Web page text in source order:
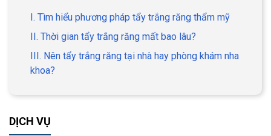
I. Tìm hiểu phương pháp tẩy trắng răng thẩm mỹ
II. Thời gian tẩy trắng răng mất bao lâu?
III. Nên tẩy trắng răng tại nhà hay phòng khám nha
khoa?
DỊCH VỤ